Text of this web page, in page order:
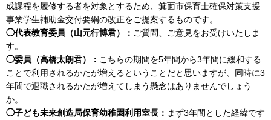
成課程を履修する者を対象とするため、箕面市保育士確保対策支援
事業学生補助金交付要綱の改正をご提案するものです。
◯代表教育委員（山元行博君）： ご質問、ご意見をお受けいたしま
す。
◯委員（高橋太朗君）： こちらの期間を5年間から3年間に緩和する
ことで利用されるかたが増えるということだと思いますが、同時に3
年間で退職されるかたが増えてしまう懸念はありませんでしょう
か。
◯子ども未来創造局保育幼稚園利用室長： まず3年間とした経緯です